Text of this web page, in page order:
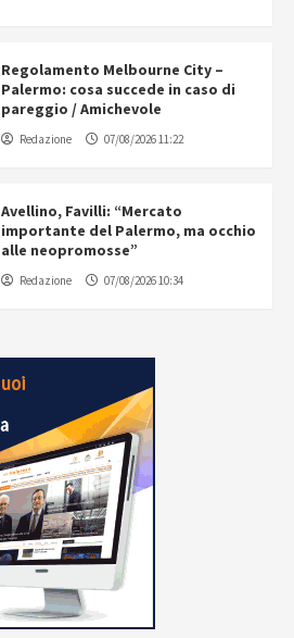
Regolamento Melbourne City –
Palermo: cosa succede in caso di
pareggio / Amichevole
Redazione 07/08/2026 11:22
Avellino, Favilli: “Mercato
importante del Palermo, ma occhio
alle neopromosse”
Redazione 07/08/2026 10:34